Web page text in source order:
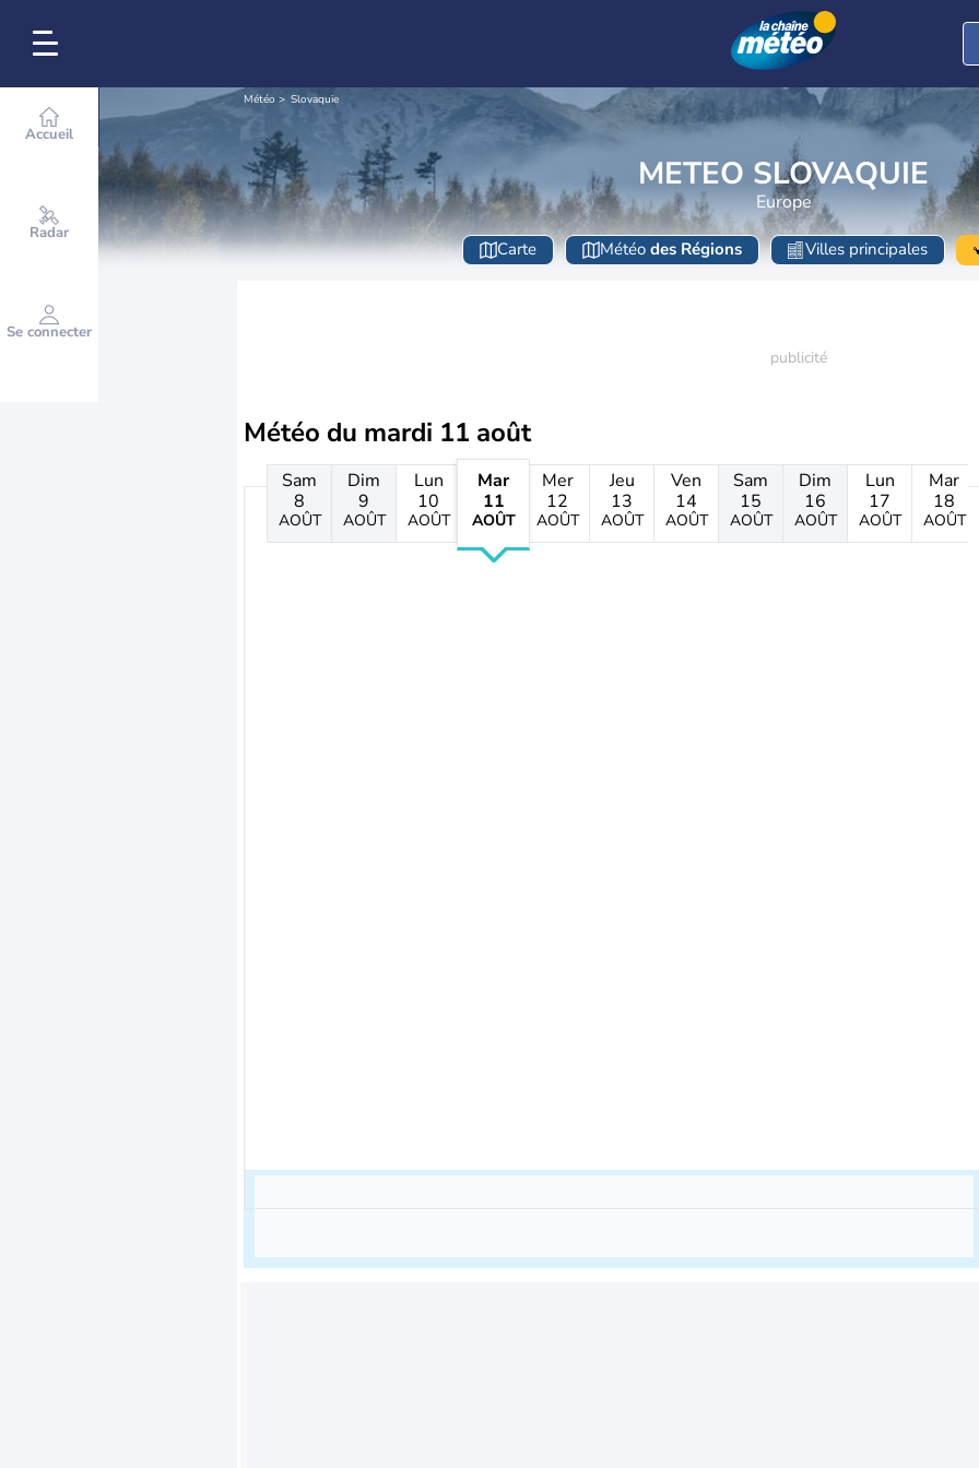
Accueil
Radar
Se connecter
Météo Slovaquie
METEO SLOVAQUIE
Europe
Carte Météo des Régions Villes principales
Météo du mardi 11 août
Sam
8
AOÛT
Dim
9
AOÛT
Lun
10
AOÛT
Mar
11
AOÛT
Mer
12
AOÛT
Jeu
13
AOÛT
Ven
14
AOÛT
Sam
15
AOÛT
Dim
16
AOÛT
Lun
17
AOÛT
Mar
18
AOÛT